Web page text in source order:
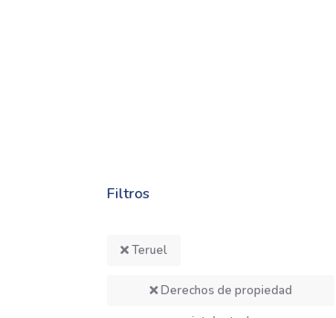
Filtros
Teruel
Derechos de propiedad